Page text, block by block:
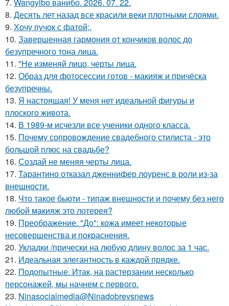
7. Wangyibo ванибо. 2026. 07. 22.
8. Десять лет назад все красили веки плотными слоями.
9. Хочу пучок с фатой;.
10. Завершенная гармония от кончиков волос до
безупречного тона лица.
11. "Не изменяй лицо, черты лица.
12. Образ для фотосессии готов - макияж и причёска
безупречны.
13. Я настоящая! У меня нет идеальной фигуры и
плоского живота.
14. В 1989-м исчезли все ученики одного класса.
15. Почему сопровождение свадебного стилиста - это
большой плюс на свадьбе?
16. Создай не меняя черты лица.
17. Тарантино отказал дженнифер лоуренс в роли из-за
внешности.
18. Что такое бьюти - типаж внешности и почему без него
любой макияж это лотерея?
19. Преображение. "До": кожа имеет некоторые
несовершенства и покраснения.
20. Укладки /прически на любую длину волос за 1 час.
21. Идеальная элегантность в каждой прядке.
22. Подопытные. Итак, на растерзании несколько
персонажей, мы начнем с первого.
23. Ninasocialmedia@Ninadobrevsnews